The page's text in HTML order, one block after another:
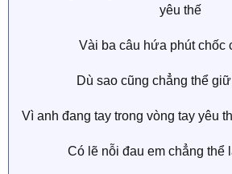
yêu thế
Vài ba câu hứa phút chốc
Dù sao cũng chẳng thể
Vì anh đang tay trong vòng tay yêu
Có lẽ nỗi đau em chẳng thể